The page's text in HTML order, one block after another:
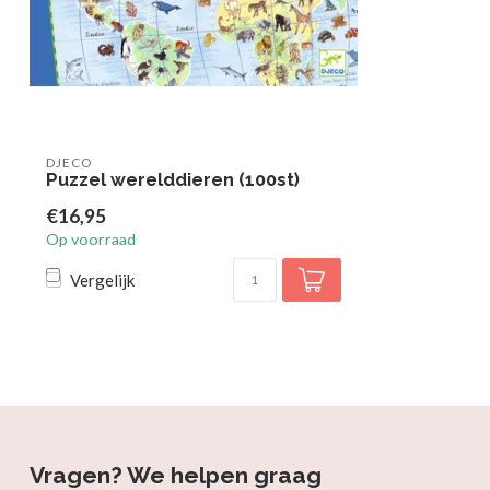
DJECO
Puzzel werelddieren (100st)
€16,95
Op voorraad
Vergelijk
Vragen? We helpen graag